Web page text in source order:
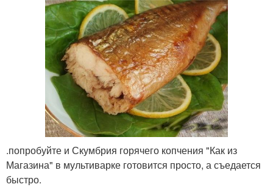
.попробуйте и Скумбрия горячего копчения "Как из
Магазина" в мультиварке готовится просто, а съедается
быстро.